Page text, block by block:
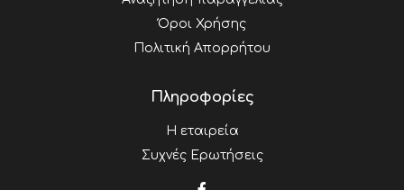
Όροι Χρήσης
Πολιτική Απορρήτου
Πληροφορίες
Η εταιρεία
Συχνές Ερωτήσεις